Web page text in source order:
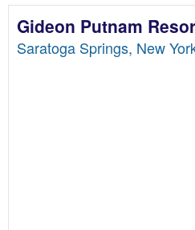
Gideon Putnam
Saratoga Springs, New